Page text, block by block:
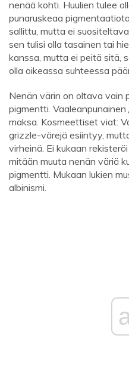
nenää kohti. Huulien tulee
punaruskeaa
sallittu, mutta ei
sen tulisi olla tasainen tai
kanssa, mutta ei peitä sitä,
olla oikeassa suhteessa
Nenän värin on oltava vain
pigmentti.
maksa. Kosmeettiset viat:
grizzle-värejä esiintyy,
virheinä. Ei kukaan
mitään muuta nenän väriä
pigmentti. Mukaan lukien
albinismi.